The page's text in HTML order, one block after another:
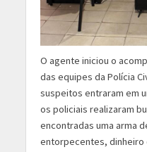
O agente iniciou o
das equipes da Polícia
suspeitos entraram em
os policiais realizaram
encontradas uma arma
entorpecentes, dinheiro